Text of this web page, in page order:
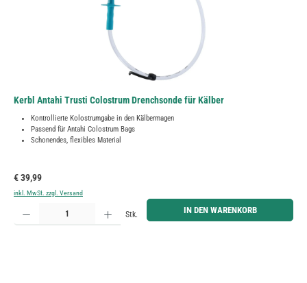
Kerbl Antahi Trusti Colostrum Drenchsonde für Kälber
Kontrollierte Kolostrumgabe in den Kälbermagen
Passend für Antahi Colostrum Bags
Schonendes, flexibles Material
Regulärer Preis:
€ 39,99
inkl. MwSt. zzgl. Versand
Produkt Anzahl: Gib den gewünschten Wert ein oder benutze die Schaltflächen um die Anzahl zu
Stk. IN DEN WARENKORB